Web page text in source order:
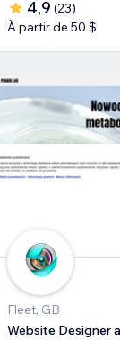
4,9 (23)
À partir de 50 $
Fleet, GB
Website Designer